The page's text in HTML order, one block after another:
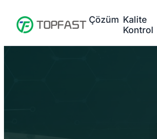
Çözüm Kalite
Kontrol